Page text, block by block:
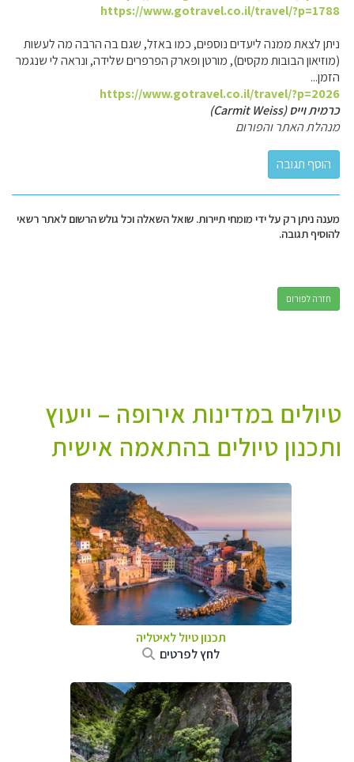
https://www.gotravel.co.il/travel/?p=1788
ניתן לצאת ממנה ליעדים נוספים, כמו באזל, שגם בה הרבה מה לעשות
(מוזיאון הבובות מקסים), מורטן ופארק הפרפרים שלידה, ונראה לי שנגמר
הזמן...
https://www.gotravel.co.il/travel/?p=2026
כרמית וייס (Carmit Weiss)
מנהלת האתר והפורום
מענה ניתן רק על ידי מומחי תיירות. שואל השאלה וכל גולש הרשום לאתר רשאי
להוסיף תגובה.
חזרה לפורום
טיולים במדינות אירופה – ייעוץ
ותכנון טיולים בהתאמה אישית
תכנון טיול לאיטליה
לחץ לפרטים